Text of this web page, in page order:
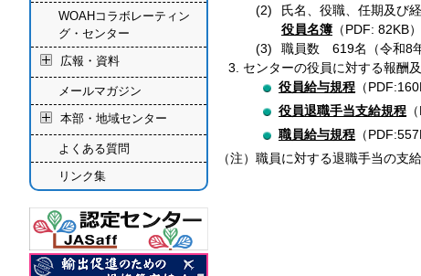
氏名、役職、任期及び
役員名簿 （PDF: 82KB）
職員数 619名（令和8
センターの役員に対する報酬
役員給与規程 （
役員退職手当支給規程
職員給与規程 （
（注）職員に対する退職手当の支
WOAHコラボレーティン
グ・センター
広報・資料
メールマガジン
本部・地域センター
よくある質問
リンク集